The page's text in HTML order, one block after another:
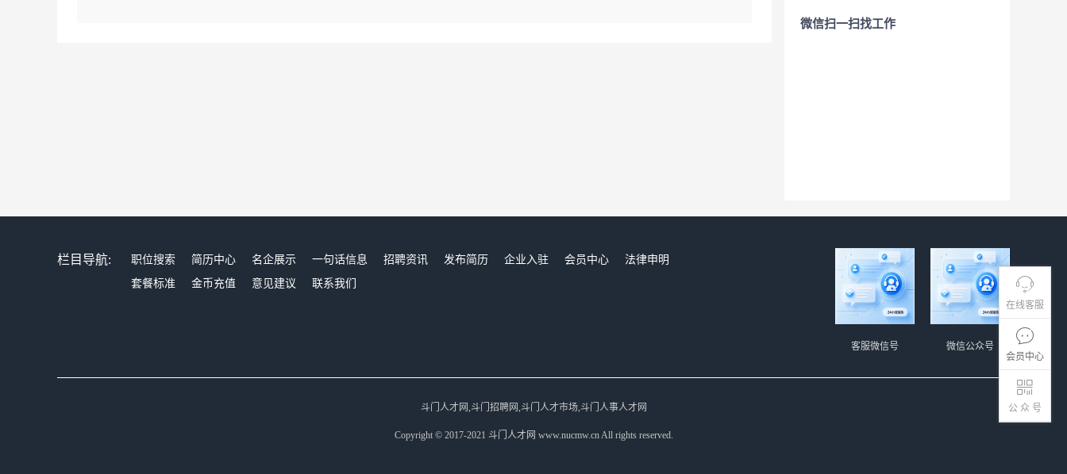
在线客服
会员中心
公 众 号
微信扫一扫找工作
栏目导航: 职位搜索 简历中心 名企展示 一句话信息 招聘资讯 发布简历 企业入驻 会员中心
法律申明
套餐标准
金币充值 意见建议 联系我们
微信公众号
客服微信号
斗门人才网,斗门招聘网,斗门人才市场,斗门人事人才网
Copyright © 2017-2021 斗门人才网 www.nucmw.cn All rights reserved.